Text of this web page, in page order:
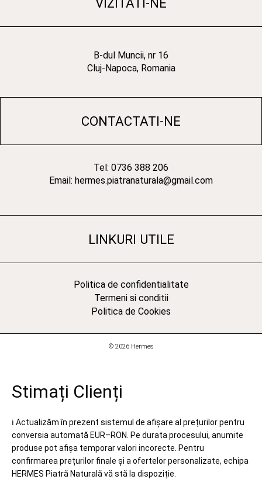
B-dul Muncii, nr 16
Cluj-Napoca, Romania
CONTACTATI-NE
Tel: 0736 388 206
Email: hermes.piatranaturala@gmail.com
LINKURI UTILE
Politica de confidentialitate
Termeni si conditii
Politica de Cookies
© 2026 Hermes
Stimați Clienți
ℹ️ Actualizăm în prezent sistemul de afișare al prețurilor pentru
conversia automată EUR–RON. Pe durata procesului, anumite
produse pot afișa temporar valori incorecte. Pentru
confirmarea prețurilor finale și a ofertelor personalizate, echipa
HERMES Piatră Naturală vă stă la dispoziție.